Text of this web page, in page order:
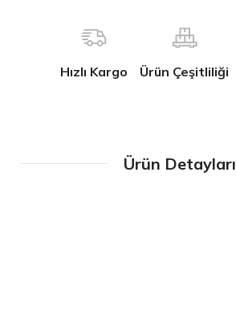
Hızlı Kargo Ürün Çeşitliliği
Ürün Detayları